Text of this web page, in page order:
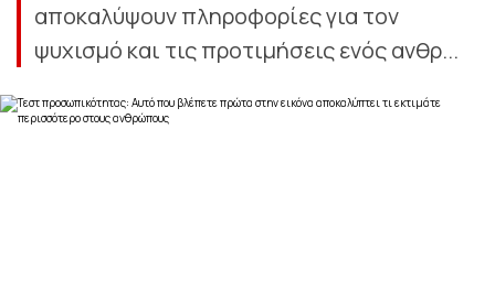
αποκαλύψουν πληροφορίες για τον
ψυχισμό και τις προτιμήσεις ενός ανθρ...